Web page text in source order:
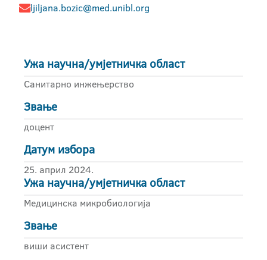
ljiljana.bozic@med.unibl.org
Ужа научна/умјетничка област
Санитарно инжењерство
Звање
доцент
Датум избора
25. април 2024.
Ужа научна/умјетничка област
Медицинска микробиологија
Звање
виши асистент